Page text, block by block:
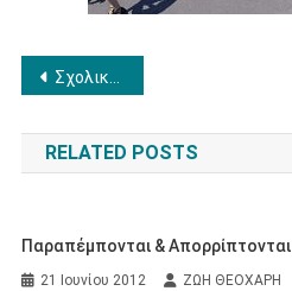
Πλοήγηση
άρθρων
Σχολική γιορτή Γυμνασίου για την επέτειο της Ενσωμάτωσης
RELATED POSTS
Παραπέμπονται & Απορρίπτονται
21 Ιουνίου 2012 ΖΩΗ ΘΕΟΧΑΡΗ